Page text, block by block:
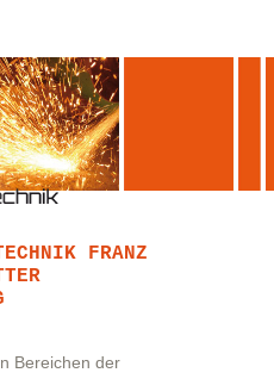
FRANZ P
S
Bereichen der